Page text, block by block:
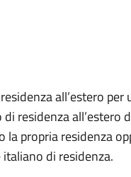
all’estero
residenza all’estero
propria residenza
di residenza.